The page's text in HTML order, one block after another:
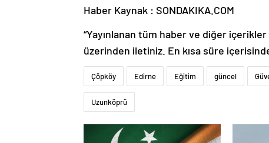
Haber Kaynak : SONDAKIKA.COM
“Yayınlanan tüm haber ve diğer
üzerinden iletiniz. En kısa süre
Çöpköy Edirne Eğitim güncel
Uzunköprü